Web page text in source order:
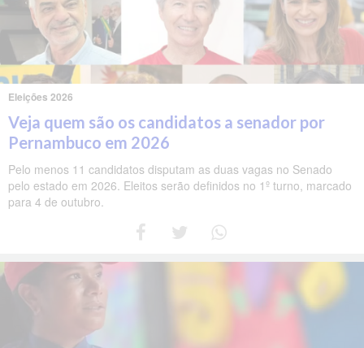
Eleições 2026
Veja quem são os candidatos a senador por
Pernambuco em 2026
Pelo menos 11 candidatos disputam as duas vagas no Senado
pelo estado em 2026. Eleitos serão definidos no 1º turno, marcado
para 4 de outubro.